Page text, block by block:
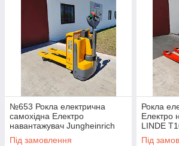
№653 Рокла електрична
самохідна Електро
навантажувач Jungheinrich
EJE 116
Під замовлення
Рокла
Електро
LINDE
Під